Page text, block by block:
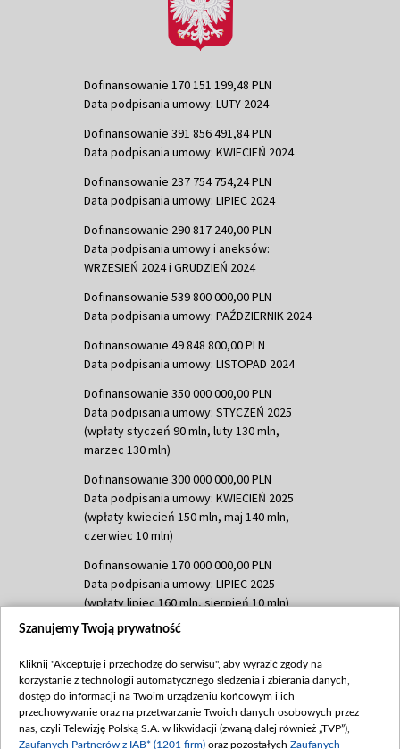
Dofinansowanie 170 151 199,48 PLN
Data podpisania umowy: LUTY 2024
Dofinansowanie 391 856 491,84 PLN
Data podpisania umowy: KWIECIEŃ 2024
Dofinansowanie 237 754 754,24 PLN
Data podpisania umowy: LIPIEC 2024
Dofinansowanie 290 817 240,00 PLN
Data podpisania umowy i aneksów:
WRZESIEŃ 2024 i GRUDZIEŃ 2024
Dofinansowanie 539 800 000,00 PLN
Data podpisania umowy: PAŹDZIERNIK 2024
Dofinansowanie 49 848 800,00 PLN
Data podpisania umowy: LISTOPAD 2024
Dofinansowanie 350 000 000,00 PLN
Data podpisania umowy: STYCZEŃ 2025
(wpłaty styczeń 90 mln, luty 130 mln,
marzec 130 mln)
Dofinansowanie 300 000 000,00 PLN
Data podpisania umowy: KWIECIEŃ 2025
(wpłaty kwiecień 150 mln, maj 140 mln,
czerwiec 10 mln)
Dofinansowanie 170 000 000,00 PLN
Data podpisania umowy: LIPIEC 2025
(wpłaty lipiec 160 mln, sierpień 10 mln)
Dofinansowanie 60 000 000,00 PLN
(wpłata wrzesień 60 mln)
Dofinansowanie 635 783 051,21 PLN
Data podpisania umowy: WRZESIEŃ 2025
(wpłata wrzesień 100 mln, październik 350
Szanujemy Twoją prywatność
Kliknij "Akceptuję i przechodzę do serwisu", aby wyrazić zgody na
korzystanie z technologii automatycznego śledzenia i zbierania danych,
dostęp do informacji na Twoim urządzeniu końcowym i ich
przechowywanie oraz na przetwarzanie Twoich danych osobowych przez
nas, czyli Telewizję Polską S.A. w likwidacji (zwaną dalej również „TVP”),
Zaufanych Partnerów z IAB* (1201 firm) oraz pozostałych Zaufanych